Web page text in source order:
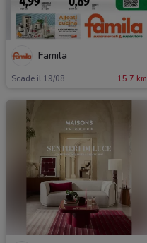
Famila
Scade il 19/08 15.7 km